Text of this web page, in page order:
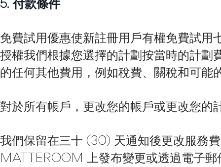
5. 付款條件
免費試用優惠使新註冊用戶有權免費試
授權我們根據您選擇的計劃按當時的計劃
的任何其他費用，例如稅費、關稅和可能
對於所有帳戶，更改您的帳戶或更改您的
我們保留在三十 (30) 天通知後更改服務
MATTEROOM 上發布變更或透過電子郵